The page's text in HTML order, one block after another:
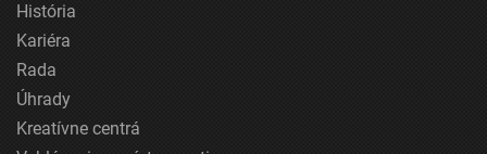
História
Kariéra
Rada
Úhrady
Kreatívne centrá